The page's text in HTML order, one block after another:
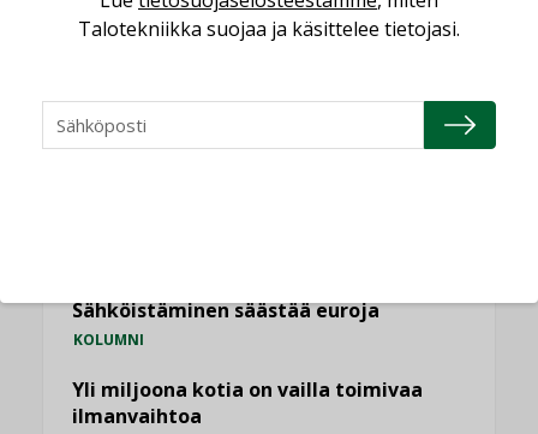
NÄKÖKULMIA
Sähköistäminen säästää euroja
KOLUMNI
Yli miljoona kotia on vailla toimivaa
ilmanvaihtoa
Talotekniikka suojaa ja käsittelee tietojasi.